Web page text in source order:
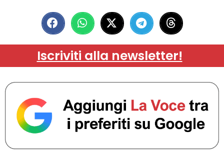
Iscriviti alla newsletter!